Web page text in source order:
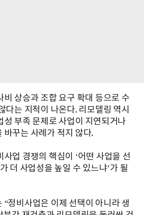
비 상승과 조합 요구 확대 등으로 수
다는 지적이 나온다. 리모델링 역시
성 부족 문제로 사업이 지연되거나
바꾸는 사례가 적지 않다.
사업 경쟁의 핵심이 ‘어떤 사업을 선
더 사업성을 높일 수 있느냐’가 될
“정비사업은 이제 선택이 아니라 생